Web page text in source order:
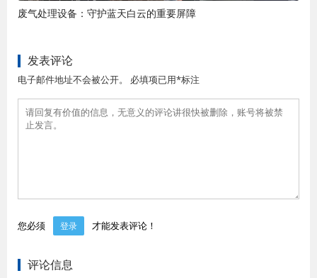
废气处理设备：守护蓝天白云的重要屏障
发表评论
电子邮件地址不会被公开。 必填项已用*标注
您必须 登录 才能发表评论！
评论信息